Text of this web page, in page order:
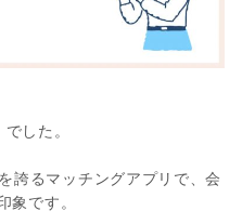
した。
誇るマッチングアプリで、会
です。